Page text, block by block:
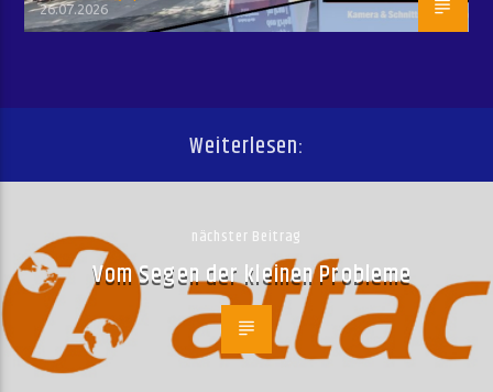
26.07.2026
Weiterlesen:
nächster Beitrag
Vom Segen der kleinen Probleme